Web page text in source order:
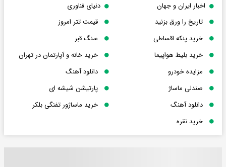
اخبار ایران و جهان
دنیای فناوری
تاریخ را ورق بزنید
قیمت تتر امروز
خرید پنکه اقساطی
سنگ قبر
خرید بلیط هواپیما
خرید خانه و آپارتمان در تهران
مزایده خودرو
دانلود آهنگ
صندلی ماساژ
پارتیشن شیشه ای
دانلود آهنگ
خرید ماساژور تفنگی بلکر
خرید نقره